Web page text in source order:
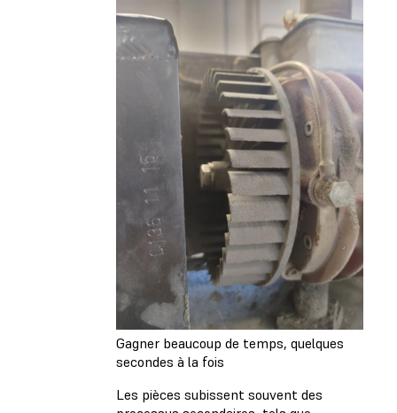
Gagner beaucoup de temps, quelques
secondes à la fois
Les pièces subissent souvent des